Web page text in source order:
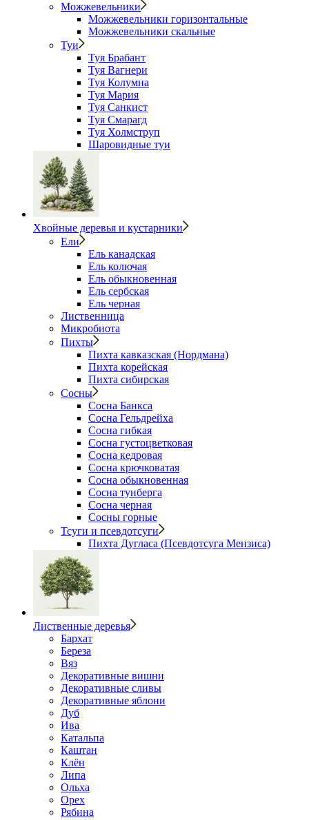
Можжевельники
Можжевельники горизонтальные
Можжевельники скальные
Туи
Туя Брабант
Туя Вагнери
Туя Колумна
Туя Мария
Туя Санкист
Туя Смарагд
Туя Холмструп
Шаровидные туи
Хвойные деревья и кустарники
Ели
Ель канадская
Ель колючая
Ель обыкновенная
Ель сербская
Ель черная
Лиственница
Микробиота
Пихты
Пихта кавказская (Нордмана)
Пихта корейская
Пихта сибирская
Сосны
Сосна Банкса
Сосна Гельдрейха
Сосна гибкая
Сосна густоцветковая
Сосна кедровая
Сосна крючковатая
Сосна обыкновенная
Сосна тунберга
Сосна черная
Сосны горные
Тсуги и псевдотсуги
Пихта Дугласа (Псевдотсуга Мензиса)
Лиственные деревья
Бархат
Береза
Вяз
Декоративные вишни
Декоративные сливы
Декоративные яблони
Дуб
Ива
Катальпа
Каштан
Клён
Липа
Ольха
Орех
Рябина